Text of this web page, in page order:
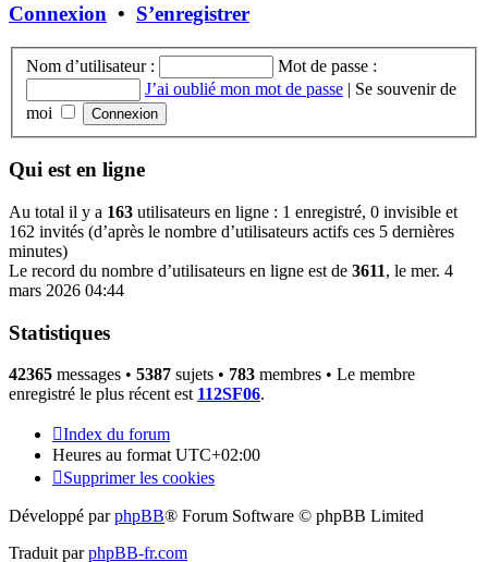
Connexion • S’enregistrer
Nom d’utilisateur :
Mot de passe :
J’ai oublié mon mot de passe | Se souvenir de
moi
Qui est en ligne
Au total il y a 163 utilisateurs en ligne : 1 enregistré, 0 invisible et
162 invités (d’après le nombre d’utilisateurs actifs ces 5 dernières
minutes)
Le record du nombre d’utilisateurs en ligne est de 3611, le mer. 4
mars 2026 04:44
Statistiques
42365 messages • 5387 sujets • 783 membres • Le membre
enregistré le plus récent est 112SF06.
Index du forum
Heures au format UTC+02:00
Supprimer les cookies
Développé parphpBB® Forum Software © phpBB Limited
Traduit parphpBB-fr.com